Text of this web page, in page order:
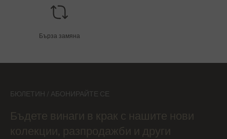
Бърза замяна
БЮЛЕТИН / АБОНИРАЙТЕ СЕ
Бъдете винаги в крак с нашите нови
колекции, разпродажби и други